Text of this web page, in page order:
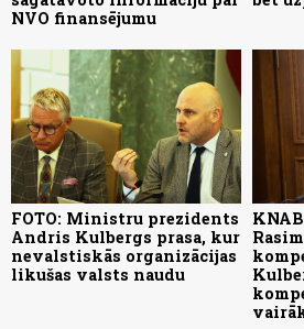
NVO finansējumu
FOTO: Ministru prezidents
Andris Kulbergs prasa, kur
nevalstiskās organizācijas
likušas valsts naudu